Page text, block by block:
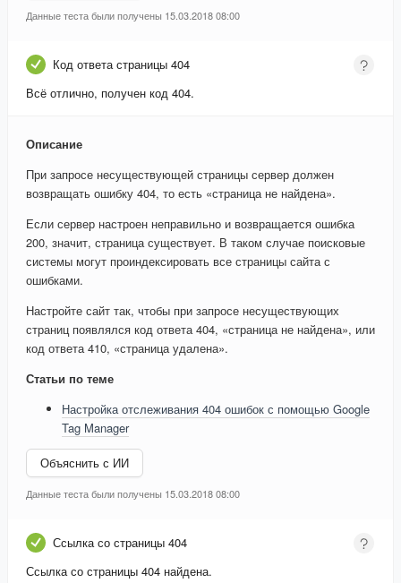
Данные теста были получены 15.03.2018 08:00
Код ответа страницы 404
Всё отлично, получен код 404.
Описание
При запросе несуществующей страницы сервер должен
возвращать ошибку 404, то есть «страница не найдена».
Если сервер настроен неправильно и возвращается ошибка
200, значит, страница существует. В таком случае поисковые
системы могут проиндексировать все страницы сайта с
ошибками.
Настройте сайт так, чтобы при запросе несуществующих
страниц появлялся код ответа 404, «страница не найдена», или
код ответа 410, «страница удалена».
Статьи по теме
Настройка отслеживания 404 ошибок с помощью Google
Tag Manager
Объяснить с ИИ
Данные теста были получены 15.03.2018 08:00
Ссылка со страницы 404
Ссылка со страницы 404 найдена.